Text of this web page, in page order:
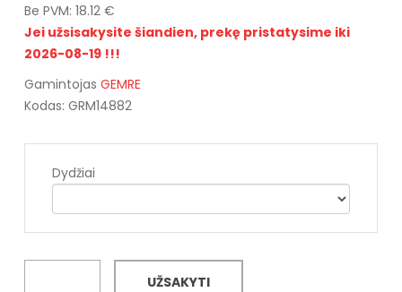
Be PVM: 18.12 €
Jei užsisakysite šiandien, prekę pristatysime iki
2026-08-19 !!!
Gamintojas GEMRE
Kodas: GRM14882
Dydžiai
UŽSAKYTI